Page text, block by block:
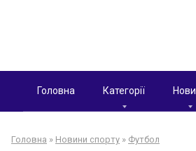
Головна Категорії
Головна » Новини спорту » Футбол